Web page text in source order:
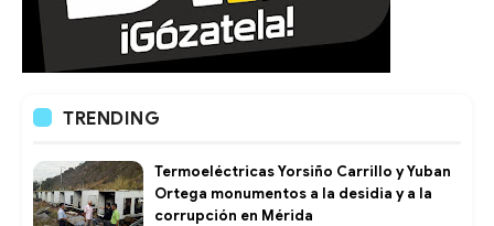
TRENDING
Termoeléctricas Yorsiño Carrillo y Yuban
Ortega monumentos a la desidia y a la
corrupción en Mérida